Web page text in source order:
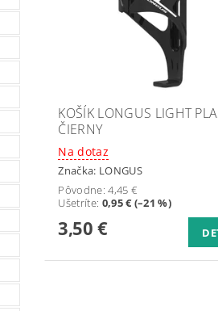
KOŠÍK LONGUS LIGHT
ČIERNY
Na dotaz
Značka: LONGUS
Pôvodne:4,45 €
Ušetríte: 0,95 € (–21 %)
3,50 €